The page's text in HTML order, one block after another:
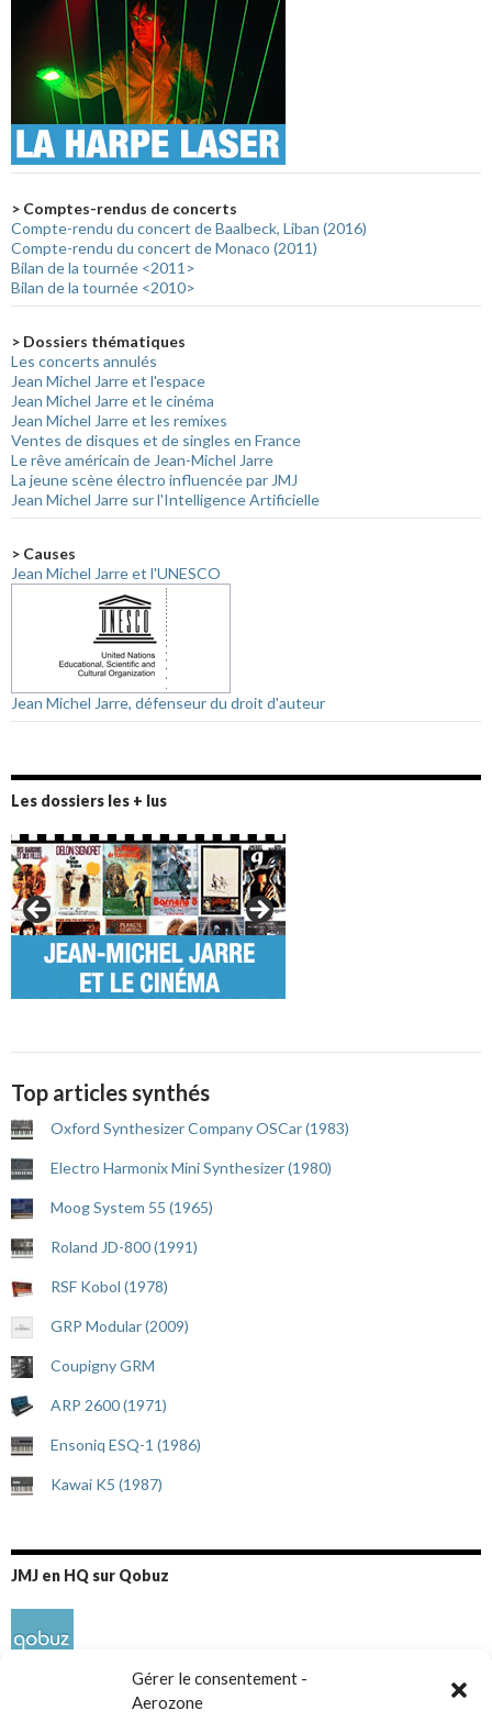
Gérer le consentement -
Aerozone
> Comptes-rendus de concerts
Compte-rendu du concert de Baalbeck, Liban (2016)
Compte-rendu du concert de Monaco (2011)
Bilan de la tournée <2011>
Bilan de la tournée <2010>
> Dossiers thématiques
Les concerts annulés
Jean Michel Jarre et l'espace
Jean Michel Jarre et le cinéma
Jean Michel Jarre et les remixes
Ventes de disques et de singles en France
Le rêve américain de Jean-Michel Jarre
La jeune scène électro influencée par JMJ
Jean Michel Jarre sur l'Intelligence Artificielle
> Causes
Jean Michel Jarre et l'UNESCO
Jean Michel Jarre, défenseur du droit d'auteur
Les dossiers les + lus
Top articles synthés
Oxford Synthesizer Company OSCar (1983)
Electro Harmonix Mini Synthesizer (1980)
Moog System 55 (1965)
Roland JD-800 (1991)
RSF Kobol (1978)
GRP Modular (2009)
Coupigny GRM
ARP 2600 (1971)
Ensoniq ESQ-1 (1986)
Kawai K5 (1987)
JMJ en HQ sur Qobuz